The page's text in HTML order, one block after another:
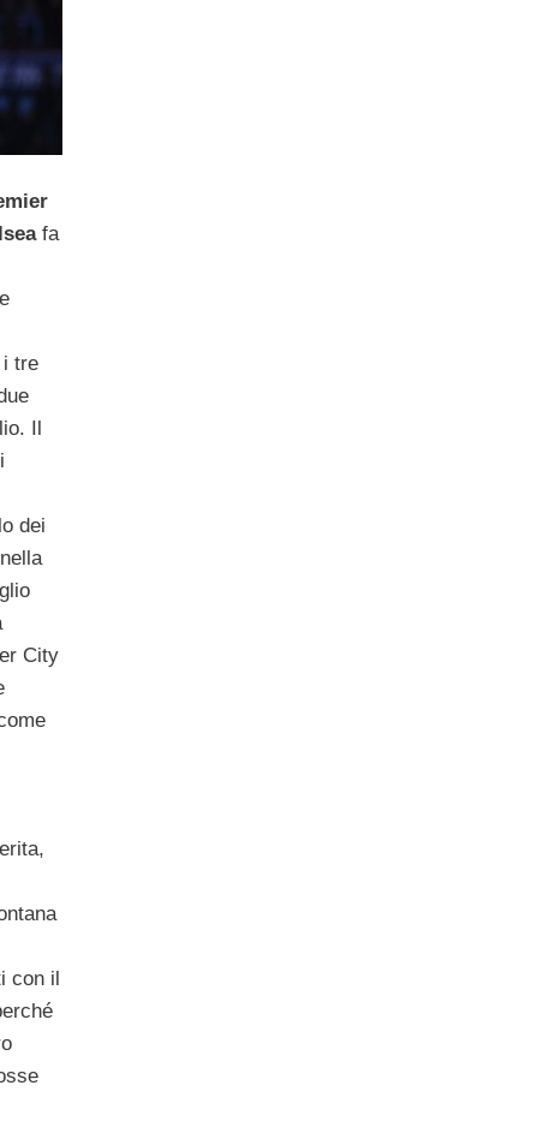
fa
i tre
Il
dei
City
con il